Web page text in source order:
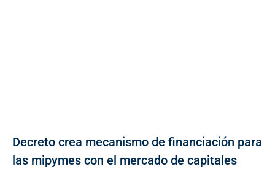
Decreto crea mecanismo de financiación para
las mipymes con el mercado de capitales